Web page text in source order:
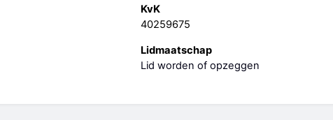
KvK
40259675
Lidmaatschap
Lid worden of opzeggen